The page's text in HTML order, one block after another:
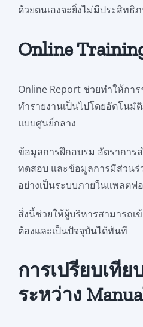
ด้วยตนเองจะยิ่งไม่มีประสิทธิ
Online
Online Report ช่วยทำให้กา
ทำรายงานเป็นไปโดยอัตโนมั
แบบศูนย์กลาง
ข้อมูลการฝึกอบรม อัตราการ
ทดสอบ และข้อมูลการมีส่วนร่
อย่างเป็นระบบภายในแพลตฟ
สิ่งนี้ช่วยให้ผู้บริหารสามารถเ
ต้องและเป็นปัจจุบันได้ทันที
การเปรียบเทีย
ระหว่าง